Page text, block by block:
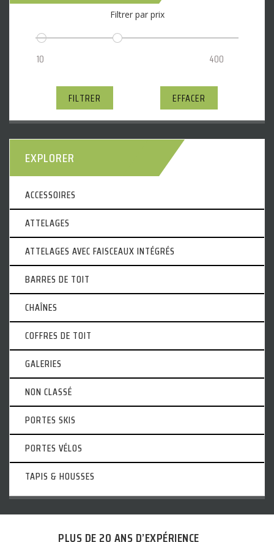
Filtrer par prix
FILTRER EFFACER
EXPLORER
ACCESSOIRES
ATTELAGES
ATTELAGES AVEC FAISCEAUX INTÉGRÉS
BARRES DE TOIT
CHAÎNES
COFFRES DE TOIT
GALERIES
NON CLASSÉ
PORTES SKIS
PORTES VÉLOS
TAPIS & HOUSSES
PLUS DE 20 ANS D’EXPÉRIENCE